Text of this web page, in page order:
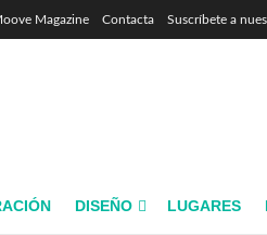
Magazine Contacta Suscríbete a
DISEÑO LUGARES